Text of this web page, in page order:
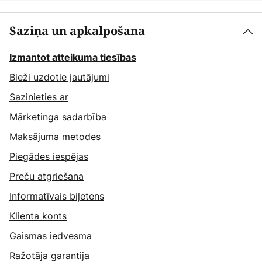
Saziņa un apkalpošana
Izmantot atteikuma tiesības
Bieži uzdotie jautājumi
Sazinieties ar
Mārketinga sadarbība
Maksājuma metodes
Piegādes iespējas
Preču atgriešana
Informatīvais biļetens
Klienta konts
Gaismas iedvesma
Ražotāja garantija